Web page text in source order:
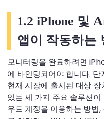
1.2 iPhone 및
앱이 작동하는
모니터링을 완료하려면
에 바인딩되어야 합니다.
현재 시장에 출시된 대상
있는 세 가지 주요 솔루션
우드 계정을 이용하는 방법